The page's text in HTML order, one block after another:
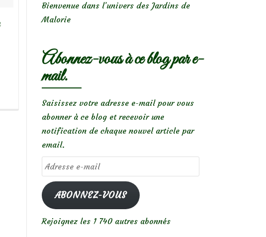
Bienvenue dans l’univers des Jardins de
Malorie
Abonnez-vous à ce blog par e-
mail.
Saisissez votre adresse e-mail pour vous
abonner à ce blog et recevoir une
notification de chaque nouvel article par
email.
Adresse
e-
mailABONNEZ-VOUS
Rejoignez les 1 740 autres abonnés